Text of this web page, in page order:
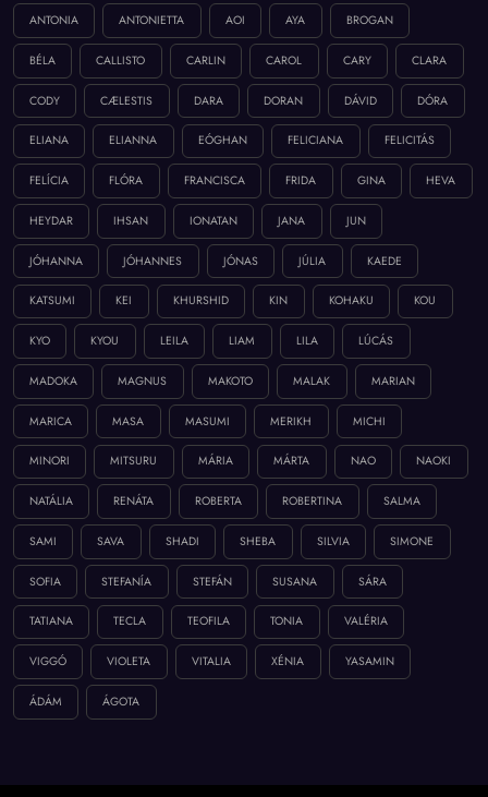
ANTONIA ANTONIETTA AOI AYA BROGAN
BÉLA CALLISTO CARLIN CAROL CARY CLARA
CODY CÆLESTIS DARA DORAN DÁVID DÓRA
ELIANA ELIANNA EÓGHAN FELICIANA FELICITÁS
FELÍCIA FLÓRA FRANCISCA FRIDA GINA HEVA
HEYDAR IHSAN IONATAN JANA JUN
JÓHANNA JÓHANNES JÓNAS JÚLIA KAEDE
KATSUMI KEI KHURSHID KIN KOHAKU KOU
KYO KYOU LEILA LIAM LILA LÚCÁS
MADOKA MAGNUS MAKOTO MALAK MARIAN
MARICA MASA MASUMI MERIKH MICHI
MINORI MITSURU MÁRIA MÁRTA NAO NAOKI
NATÁLIA RENÁTA ROBERTA ROBERTINA SALMA
SAMI SAVA SHADI SHEBA SILVIA SIMONE
SOFIA STEFANÍA STEFÁN SUSANA SÁRA
TATIANA TECLA TEOFILA TONIA VALÉRIA
VIGGÓ VIOLETA VITALIA XÉNIA YASAMIN
ÁDÁM ÁGOTA